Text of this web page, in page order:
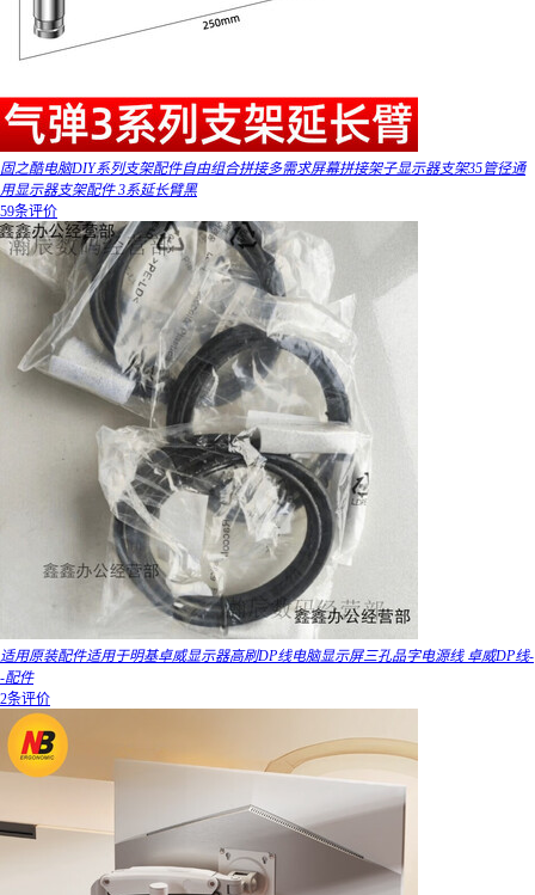
固之酷电脑DIY系列支架配件自由组合拼接多需求屏幕拼接架子显示器支架35管径通
用显示器支架配件 3系延长臂黑
59条评价
适用原装配件适用于明基卓威显示器高刷DP线电脑显示屏三孔品字电源线 卓威DP线-
-配件
2条评价